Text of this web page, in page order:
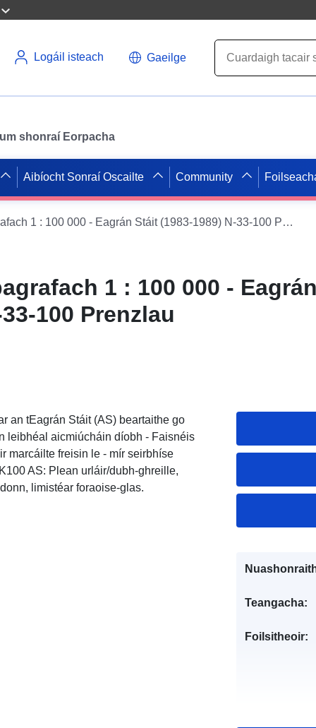
Logáil isteach Gaeilge
shonraí Eorpacha
Aibíocht Sonraí Oscailte Community
Léarscáil thopagrafach 1 : 100 000 - Eagrán Stáit (1983-1989) N-33-100 Prenzlau
1 : 100 000 -
100 Prenzlau
an tEagrán Stáit (AS) beartaithe go
leibhéal aicmiúcháin díobh - Faisnéis
marcáilte freisin le - mír seirbhíse
AS: Plean urláir/dubh-ghreille,
limistéar foraoise-glas.
Teangacha:
Foilsitheoir: